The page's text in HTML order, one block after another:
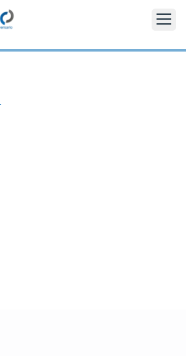
NUESTROS SERVICIOS